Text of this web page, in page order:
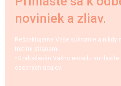
noviniek a zliav.
Rešpektujeme Vaše súkromie a
tretími stranami.
*S odoslaním Vášho e-mailu
osobných údajov.